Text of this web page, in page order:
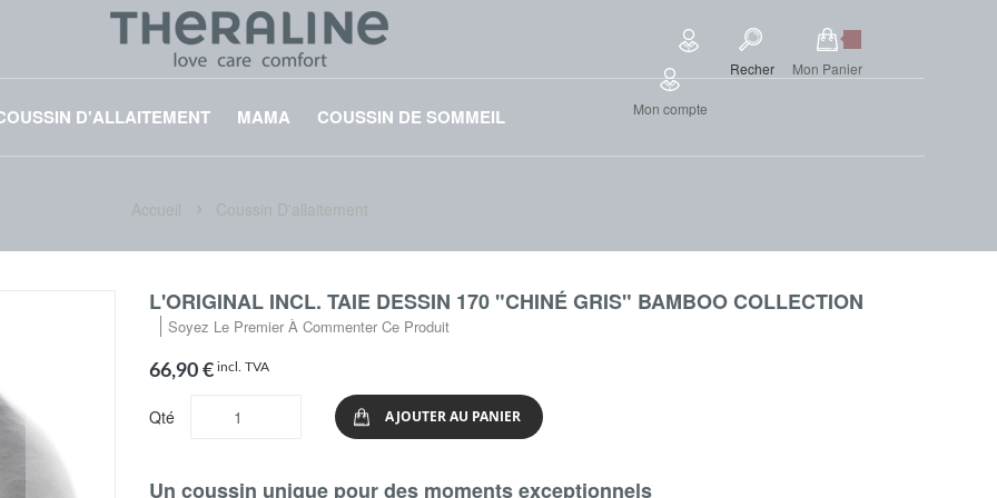
Mon Panier
Recher
Mon compte
D'ALLAITEMENT MAMA COUSSIN DE SOMMEIL
Accueil Coussin D'allaitement
L'ORIGINAL INCL. TAIE DESSIN 170 "CHINÉ GRIS" BAMBOO COLLECTION
Soyez Le Premier À Commenter Ce Produit
66,90 € incl. TVA
Qté AJOUTER AU PANIER
Un coussin unique pour des moments exceptionnels